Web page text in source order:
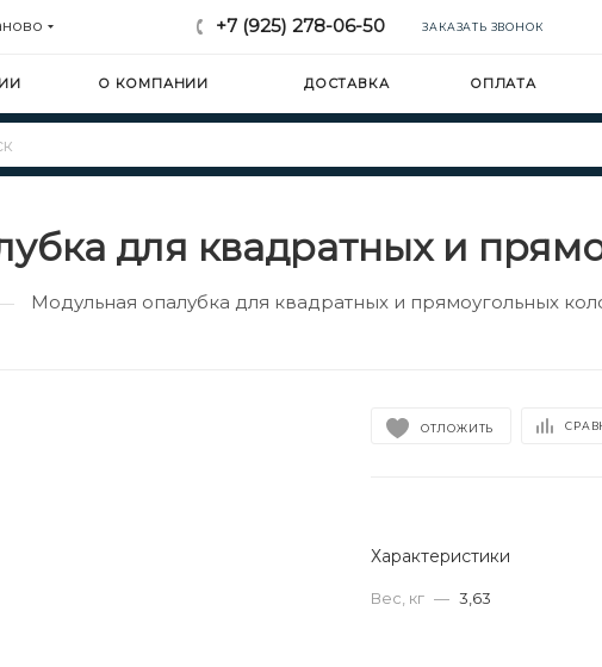
+7 (925) 278-06-50 ЗАКАЗАТЬ ЗВОНОК
О КОМПАНИИ ДОСТАВКА ОПЛАТА
для квадратных и
Модульная опалубка для квадратных и прямоугольных
ОТЛОЖИТЬ
Характеристики
Вес, кг — 3,63